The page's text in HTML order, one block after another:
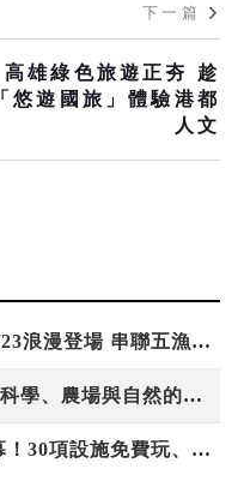
下一篇
高雄綠色旅遊正夯 趁
「悠遊國旅」體驗港都
人文
「東北角外澳月夜」8/22-8/23浪漫登場 串聯五漁村、音樂、市集、火舞與慢旅共度夏夜
嘉義鹿草夏日探索趣！結合科學、農場與自然的親子小旅行
高雄最大親子遊樂園8/8開幕！30項設施免費玩、YOYO家族嗨翻暑假